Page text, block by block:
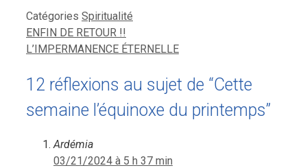
Catégories Spiritualité
ENFIN DE RETOUR !!
L’IMPERMANENCE ÉTERNELLE
12 réflexions au sujet de “Cette
semaine l’équinoxe du printemps”
Ardémia
03/21/2024 à 5 h 37 min